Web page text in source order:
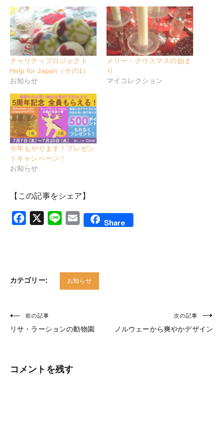
チャリティプロジェクト
Help for Japan（その1）
お知らせ
メリー・クリスマスの始ま
り
マイコレクション
今年もやります！プレゼン
トキャンペーン！
お知らせ
【この記事をシェア】
Facebook
X Line Email Share
カテゴリー: お知らせ
投
稿
ビ
前の記事
リサ・ラーションの動物園
次の記事
ノルウェーから爽やかデザイン
コメントを残す